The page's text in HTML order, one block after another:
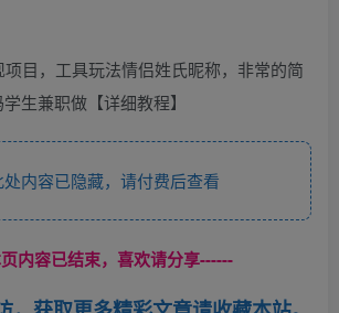
内容已隐藏，请付费后查看
内容已结束，喜欢请分享------